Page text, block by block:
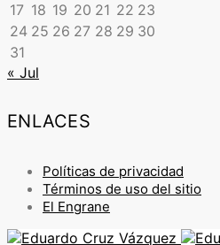
17 18 19 20 21 22 23
24 25 26 27 28 29 30
31
« Jul
ENLACES
Políticas de privacidad
Términos de uso del sitio
El Engrane